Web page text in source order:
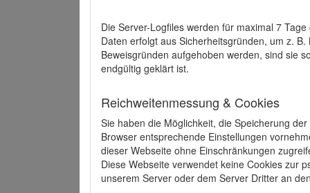
Die Server-Logfiles werden für maximal 7
Daten erfolgt aus Sicherheitsgründen, um z.
Beweisgründen aufgehoben werden, sind sie
endgültig geklärt ist.
Reichweitenmessung & Cookies
Sie haben die Möglichkeit, die Speicherung
Browser entsprechende Einstellungen
dieser Webseite ohne Einschränkungen
Diese Webseite verwendet keine Cookies zur
unserem Server oder dem Server Dritter an